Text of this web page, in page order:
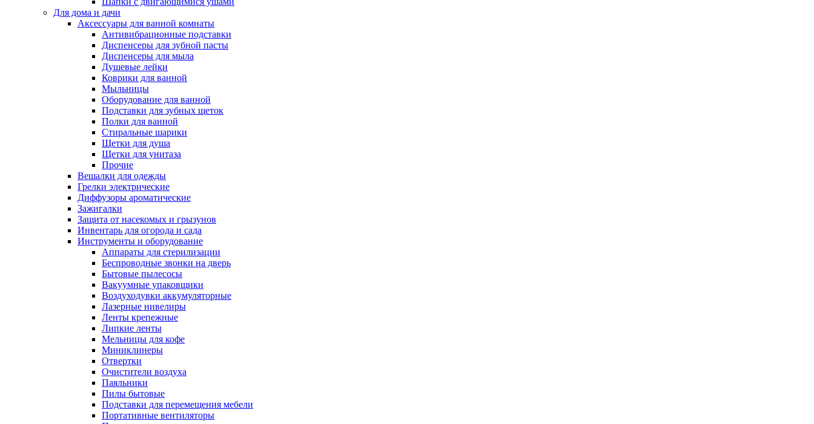
Для дома и дачи
Аксессуары для ванной комнаты
Антивибрационные подставки
Диспенсеры для зубной пасты
Диспенсеры для мыла
Душевые лейки
Коврики для ванной
Мыльницы
Оборудование для ванной
Подставки для зубных щеток
Полки для ванной
Стиральные шарики
Щетки для душа
Щетки для унитаза
Прочие
Вешалки для одежды
Грелки электрические
Диффузоры ароматические
Зажигалки
Защита от насекомых и грызунов
Инвентарь для огорода и сада
Инструменты и оборудование
Аппараты для стерилизации
Беспроводные звонки на дверь
Бытовые пылесосы
Вакуумные упаковщики
Воздуходувки аккумуляторные
Лазерные нивелиры
Ленты крепежные
Липкие ленты
Мельницы для кофе
Миниклинеры
Отвертки
Очистители воздуха
Паяльники
Пилы бытовые
Подставки для перемещения мебели
Портативные вентиляторы